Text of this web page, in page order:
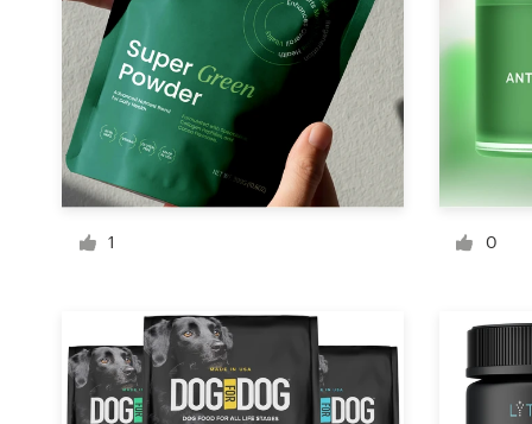
1 0
99designs Pro
Obtenga
diseño
Tarjeta de presentación
Diseño de páginas web